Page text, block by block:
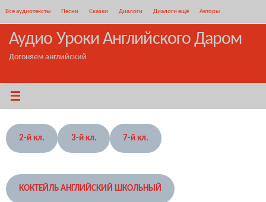
содержимому
Все аудиотексты Песни Сказки Диалоги Диалоги ещё Авторы
Аудио Уроки Английского Даром
Догоняем английский
2-й кл. 3-й кл. 7-й кл.
КОКТЕЙЛЬ АНГЛИЙСКИЙ ШКОЛЬНЫЙ